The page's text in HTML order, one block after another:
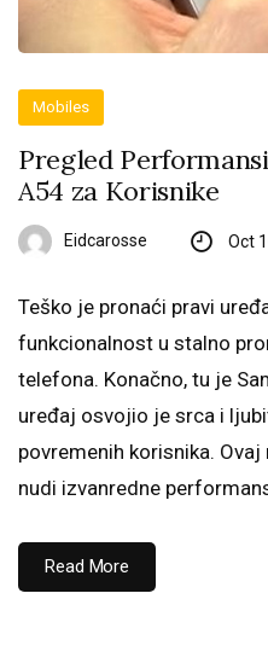
Mobiles
Pregled
A54 za Korisnike
Eidcarosse Oct
Teško je pronaći pravi
funkcionalnost u stalno
telefona. Konačno, tu je
uređaj osvojio je srca i
povremenih korisnika.
nudi izvanredne
Read More